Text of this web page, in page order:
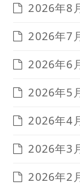
2026年8
2026年7
2026年6
2026年5
2026年4
2026年3
2026年2